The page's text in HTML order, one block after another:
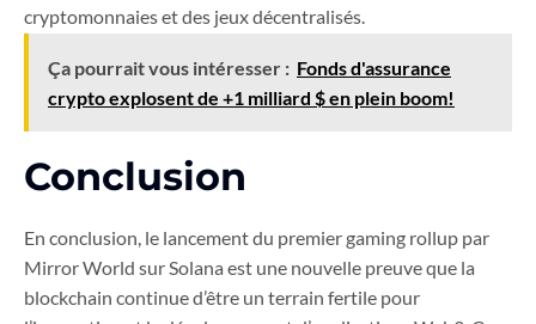
cryptomonnaies et des jeux décentralisés.
Ça pourrait vous intéresser : Fonds d'assurance
crypto explosent de +1 milliard $ en plein boom!
Conclusion
En conclusion, le lancement du premier gaming rollup par
Mirror World sur Solana est une nouvelle preuve que la
blockchain continue d’être un terrain fertile pour